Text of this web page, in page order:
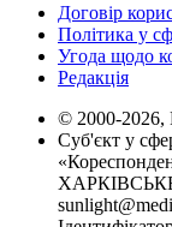
Договір
Політика у
Угода щодо
Редакція
© 2000-2026,
Суб'єкт у
ХАРКІВСЬКЕ